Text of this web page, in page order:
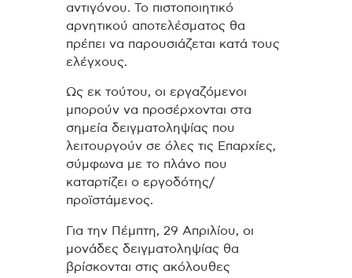
αντιγόνου. Το πιστοποιητικό
αρνητικού αποτελέσματος θα
πρέπει να παρουσιάζεται κατά τους
ελέγχους.
Ως εκ τούτου, οι εργαζόμενοι
μπορούν να προσέρχονται στα
σημεία δειγματοληψίας που
λειτουργούν σε όλες τις Επαρχίες,
σύμφωνα με το πλάνο που
καταρτίζει ο εργοδότης/
προϊστάμενος.
Για την Πέμπτη, 29 Απριλίου, οι
μονάδες δειγματοληψίας θα
βρίσκονται στις ακόλουθες